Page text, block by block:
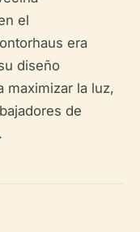
el
era
diseño
maximizar la luz,
de